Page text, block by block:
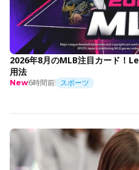
2026年8月のMLB注目カード！
用法
New6時間前 スポーツ